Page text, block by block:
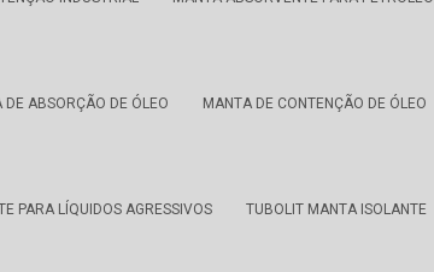
DE ABSORÇÃO DE ÓLEO MANTA DE CONTENÇÃO DE ÓLEO
PARA LÍQUIDOS AGRESSIVOS TUBOLIT MANTA ISOLANTE